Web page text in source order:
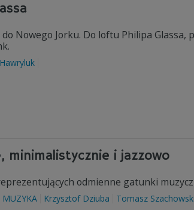
Nowego Jorku. Do loftu Philipa Glassa,
minimalistycznie i jazzowo
odmienne gatunki
MUZYKA Krzysztof Dziuba Tomasz Szachowski